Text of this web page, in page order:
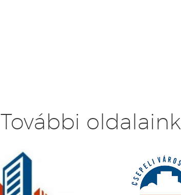
További oldalaink